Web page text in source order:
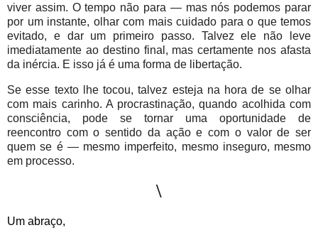
viver assim. O tempo não para — mas nós podemos parar
por um instante, olhar com mais cuidado para o que temos
evitado, e dar um primeiro passo. Talvez ele não leve
imediatamente ao destino final, mas certamente nos afasta
da inércia. E isso já é uma forma de libertação.
Se esse texto lhe tocou, talvez esteja na hora de se olhar
com mais carinho. A procrastinação, quando acolhida com
consciência, pode se tornar uma oportunidade de
reencontro com o sentido da ação e com o valor de ser
quem se é — mesmo imperfeito, mesmo inseguro, mesmo
em processo.
\
Um abraço,